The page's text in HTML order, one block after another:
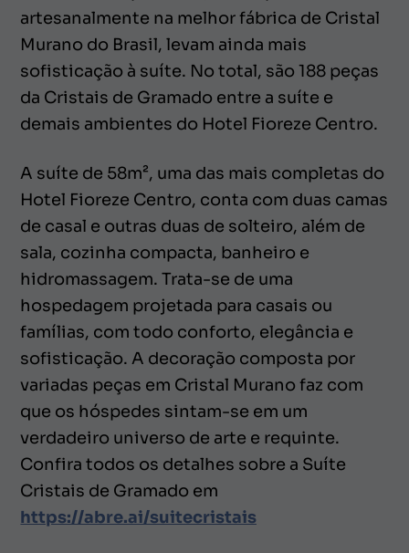
artesanalmente na melhor fábrica de Cristal
Murano do Brasil, levam ainda mais
sofisticação à suíte. No total, são 188 peças
da Cristais de Gramado entre a suíte e
demais ambientes do Hotel Fioreze Centro.
A suíte de 58m², uma das mais completas do
Hotel Fioreze Centro, conta com duas camas
de casal e outras duas de solteiro, além de
sala, cozinha compacta, banheiro e
hidromassagem. Trata-se de uma
hospedagem projetada para casais ou
famílias, com todo conforto, elegância e
sofisticação. A decoração composta por
variadas peças em Cristal Murano faz com
que os hóspedes sintam-se em um
verdadeiro universo de arte e requinte.
Confira todos os detalhes sobre a Suíte
Cristais de Gramado em
https://abre.ai/suitecristais